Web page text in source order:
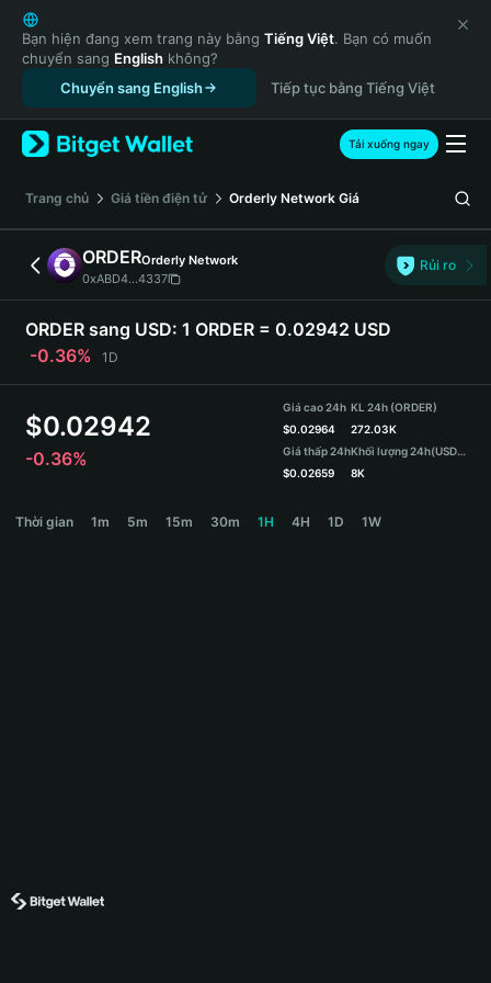
English
日本語
Tiếng Việt
Русский
Español (Latinoamérica)
Türkçe
Français
Deutsch
简体中文
繁體中文
Português (Portugal)
Bahasa Indonesia
ภาษาไทย
हिन्दी
Español
Português (Brasil)
Bạn hiện đang xem trang này bằng Tiếng Việt. Bạn có muốn
chuyển sang English không?
Chuyển sang English
Tiếp tục bằng Tiếng Việt
Tải xuống ngay
‌Trang chủ Giá tiền điện tử Orderly Network Giá
ORDEROrderly Network
0xABD4...4337
Rủi ro
ORDER sang USD: 1 ORDER = 0.02942 USD
-0.36%
1D
$0.02942
-0.36%
Giá cao 24h
$0.02964
Giá thấp 24h
$0.02659
KL 24h (ORDER)
272.03K
Khối lượng 24h(USDT)
8K
Thời gian 1m 5m 15m 30m 1H 4H 1D 1W